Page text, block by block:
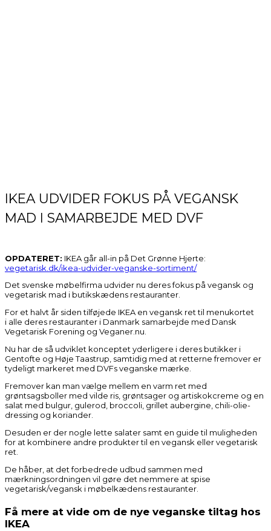
IKEA UDVIDER FOKUS PÅ VEGANSK
MAD I SAMARBEJDE MED DVF
OPDATERET: IKEA går all-in på Det Grønne Hjerte:
vegetarisk.dk/ikea-udvider-veganske-sortiment/
Det svenske møbelfirma udvider nu deres fokus på vegansk og
vegetarisk mad i butikskædens restauranter.
For et halvt år siden tilføjede IKEA en vegansk ret til menukortet
i alle deres restauranter i Danmark samarbejde med Dansk
Vegetarisk Forening og Veganer.nu.
Nu har de så udviklet konceptet yderligere i deres butikker i
Gentofte og Høje Taastrup, samtidig med at retterne fremover er
tydeligt markeret med DVFs veganske mærke.
Fremover kan man vælge mellem en varm ret med
grøntsagsboller med vilde ris, grøntsager og artiskokcreme og en
salat med bulgur, gulerod, broccoli, grillet aubergine, chili-olie-
dressing og koriander.
Desuden er der nogle lette salater samt en guide til muligheden
for at kombinere andre produkter til en vegansk eller vegetarisk
ret.
De håber, at det forbedrede udbud sammen med
mærkningsordningen vil gøre det nemmere at spise
vegetarisk/vegansk i møbelkædens restauranter.
Få mere at vide om de nye veganske tiltag hos
IKEA